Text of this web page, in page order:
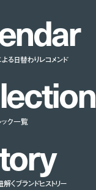
ndar
る日替わりレコメンド
ection
ック一覧
ory
くブランドヒストリー